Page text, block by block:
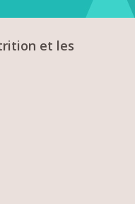
et les